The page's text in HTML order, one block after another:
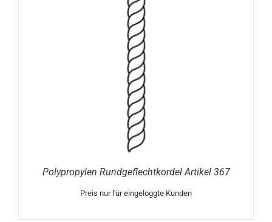
Polypropylen Rundgeflechtkordel Artikel 367
Preis nur für eingeloggte Kunden